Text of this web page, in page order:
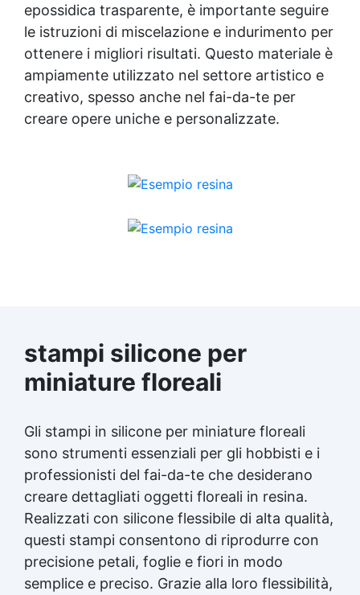
epossidica trasparente, è importante seguire
le istruzioni di miscelazione e indurimento per
ottenere i migliori risultati. Questo materiale è
ampiamente utilizzato nel settore artistico e
creativo, spesso anche nel fai-da-te per
creare opere uniche e personalizzate.
stampi silicone per
miniature floreali
Gli stampi in silicone per miniature floreali
sono strumenti essenziali per gli hobbisti e i
professionisti del fai-da-te che desiderano
creare dettagliati oggetti floreali in resina.
Realizzati con silicone flessibile di alta qualità,
questi stampi consentono di riprodurre con
precisione petali, foglie e fiori in modo
semplice e preciso. Grazie alla loro flessibilità,